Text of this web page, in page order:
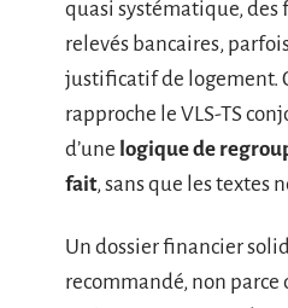
quasi systématique, des
relevés bancaires,
justificatif de logement.
rapproche le VLS-TS
d’une logique de
fait, sans que les textes
Un dossier financier
recommandé, non parce